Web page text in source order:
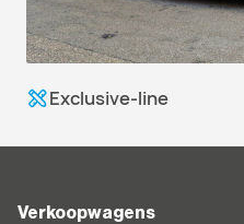
Exclusive-line
Verkoopwagens